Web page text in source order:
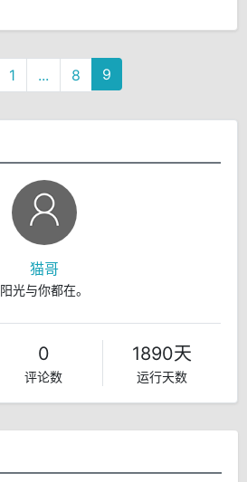
1 ... 8 9
猫哥
阳光与你都在。
0
评论数
1890天
运行天数